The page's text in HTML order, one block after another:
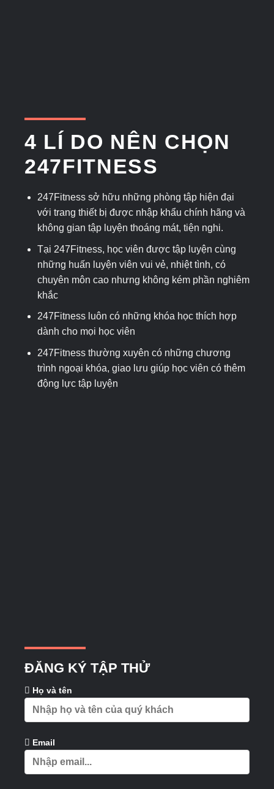
4 LÍ DO NÊN CHỌN
247FITNESS
247Fitness sở hữu những phòng tập hiện đại
với trang thiết bị được nhập khẩu chính hãng và
không gian tập luyện thoáng mát, tiện nghi.
Tại 247Fitness, học viên được tập luyện cùng
những huấn luyện viên vui vẻ, nhiệt tình, có
chuyên môn cao nhưng không kém phần nghiêm
khắc
247Fitness luôn có những khóa học thích hợp
dành cho mọi học viên
247Fitness thường xuyên có những chương
trình ngoại khóa, giao lưu giúp học viên có thêm
động lực tập luyện
ĐĂNG KÝ TẬP THỬ
Họ và tên
Email